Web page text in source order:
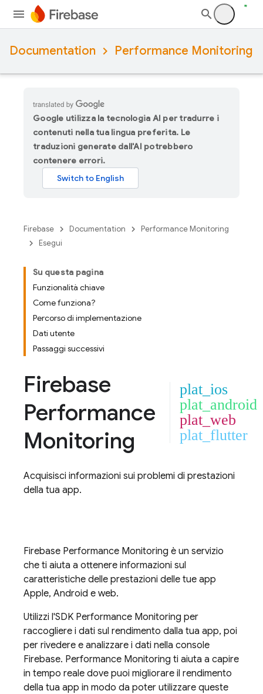
Documentation Performance Monitoring
Google utilizza la tecnologia AI per tradurre i
contenuti nella tua lingua preferita. Le
traduzioni generate dall'AI potrebbero
contenere errori.
Firebase Documentation
Performance Monitoring
Esegui
Su questa pagina
Funzionalità chiave
Come funziona?
Percorso di implementazione
Dati utente
Passaggi successivi
Firebase
Performance
Monitoring
plat_ios
plat_android
plat_web
plat_flutter
Acquisisci informazioni sui problemi di prestazioni
della tua app.
Firebase Performance Monitoring è un servizio
che ti aiuta a ottenere informazioni sul
caratteristiche delle prestazioni delle tue app
Apple, Android e web.
Utilizzi l'SDK Performance Monitoring per
raccogliere i dati sul rendimento dalla tua app, poi
per rivedere e analizzare i dati nella console
Firebase. Performance Monitoring ti aiuta a capire
in tempo reale dove puoi migliorare il rendimento
della tua app in modo da poter utilizzare queste